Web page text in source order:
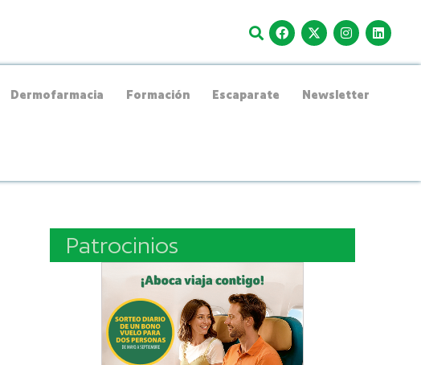
Dermofarmacia Formación Escaparate Newsletter
Patrocinios